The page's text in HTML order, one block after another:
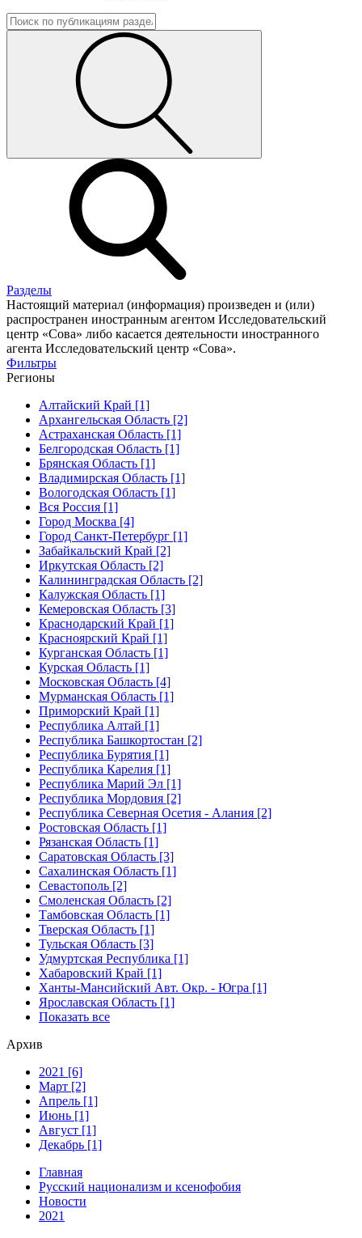
Разделы
Настоящий материал (информация) произведен и (или)
распространен иностранным агентом Исследовательский
центр «Сова» либо касается деятельности иностранного
агента Исследовательский центр «Сова».
Фильтры
Регионы
Алтайский Край [1]
Архангельская Область [2]
Астраханская Область [1]
Белгородская Область [1]
Брянская Область [1]
Владимирская Область [1]
Вологодская Область [1]
Вся Россия [1]
Город Москва [4]
Город Санкт-Петербург [1]
Забайкальский Край [2]
Иркутская Область [2]
Калининградская Область [2]
Калужская Область [1]
Кемеровская Область [3]
Краснодарский Край [1]
Красноярский Край [1]
Курганская Область [1]
Курская Область [1]
Московская Область [4]
Мурманская Область [1]
Приморский Край [1]
Республика Алтай [1]
Республика Башкортостан [2]
Республика Бурятия [1]
Республика Карелия [1]
Республика Марий Эл [1]
Республика Мордовия [2]
Республика Северная Осетия - Алания [2]
Ростовская Область [1]
Рязанская Область [1]
Саратовская Область [3]
Сахалинская Область [1]
Севастополь [2]
Смоленская Область [2]
Тамбовская Область [1]
Тверская Область [1]
Тульская Область [3]
Удмуртская Республика [1]
Хабаровский Край [1]
Ханты-Мансийский Авт. Окр. - Югра [1]
Ярославская Область [1]
Показать все
Архив
2021 [6]
Март [2]
Апрель [1]
Июнь [1]
Август [1]
Декабрь [1]
Главная
Русский национализм и ксенофобия
Новости
2021